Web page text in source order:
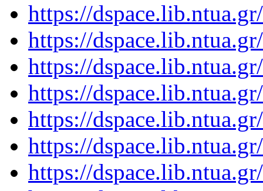
https://
https://
https://
https://
https://
https://
https://